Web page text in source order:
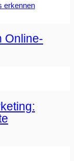
Online-